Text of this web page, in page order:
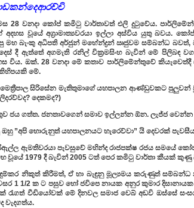
28 වනදා කෝප් කමිටු වාර්තාවත් එලි දුටුවේය.
වූයේ අග්‍රාමාත්‍යවරයා ඉල්ලා අස්විය යුතු බවය.
මහ බැංකු අධිපති අර්ජුන් මහේන්ද්‍රන් ඍජුවම සම්බන්ධ බවත්,
දී ඇත්තේ අගමැති රනිල් වික්‍රමසිංහ බැවින් මේ පිලිබඳ
විය. ඔක්. 28 වනදා මේ කතාව පාර්ලිමේන්තුවේ කියැවෙත්දී
මේ.
සිරිසේන මැතිතුමාගේ යහපාලන ආණ්ඩුවකට
දෙකමද?)
ජය ගත්ත. ජනතාවගෙන් සමාව ඉල්ලන්න ඕන. ලැජ්ජ වෙන්න
”අපි හොරුනුත් යහපාලනයට හැරෙව්වා” යි දෙවරක්
ඇමතිවරයා පැවසුවේ මහින්ද රාජපක්ෂ රජය සමයේ
වූයේ 1979 දී බැවින් 2005 ටත් පෙර කමිටු වාර්තා කීයක්
නිකුත් කිරීමත්, ඒ හා බැඳුනු මූල්‍යමය කරුණුත් සම්බන්ධ
1 1/2 ක ට පසුව හෝ ජවිපෙ නායක අනුර කුමාර
රැගත් වීඩියෝවක් මේ දිනවල සමාජ වෙබ් අඩවි ඔස්සේ
වැදගත්ය.